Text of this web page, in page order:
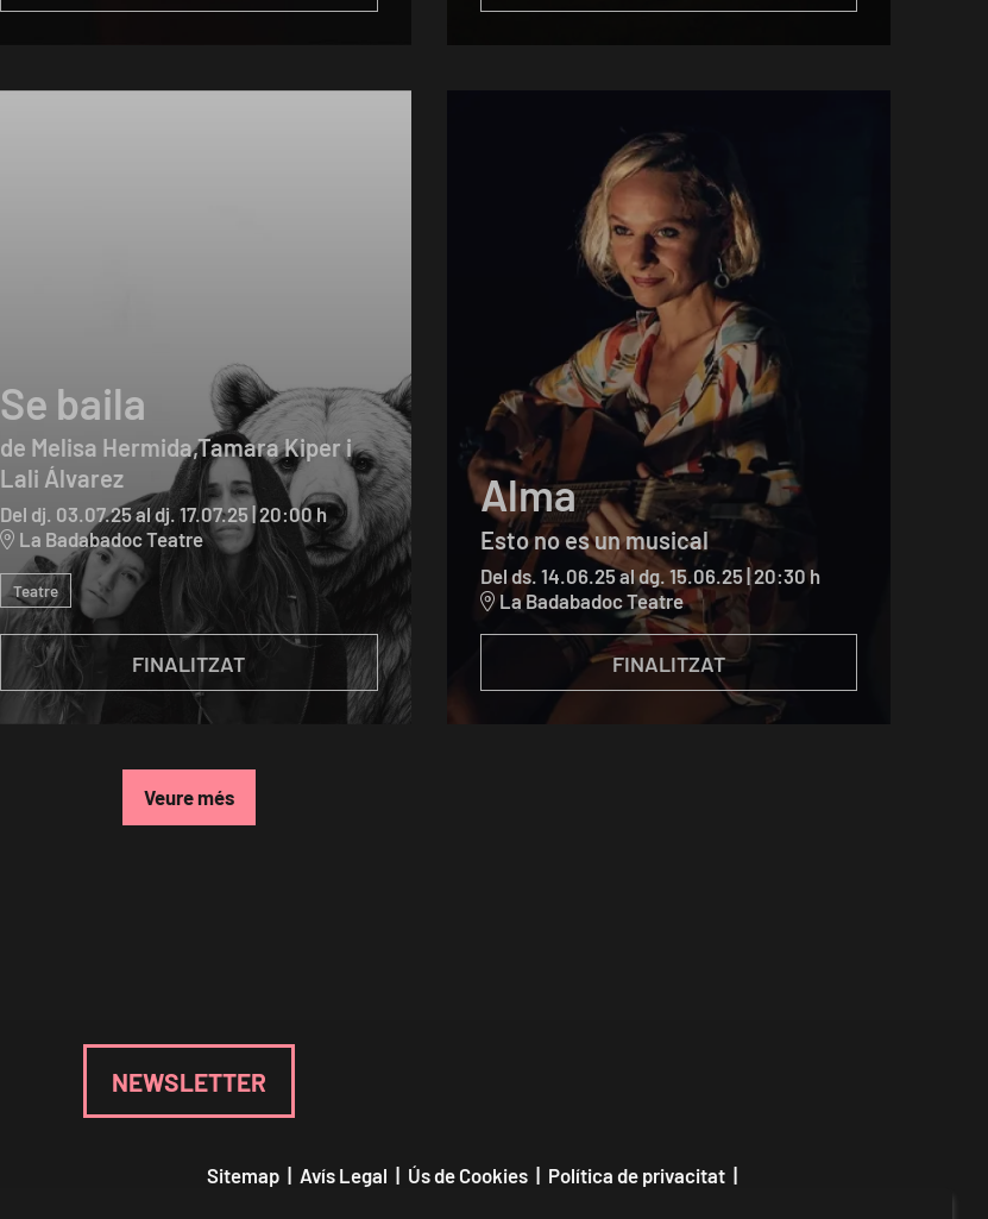
FINALITZAT
Se baila
de Melisa Hermida,Tamara Kiper i
Lali Álvarez
Del dj. 03.07.25al dj. 17.07.25|20:00 h
La Badabadoc Teatre
Teatre
FINALITZAT
Alma
Esto no es un musical
Del ds. 14.06.25al dg. 15.06.25|20:30 h
La Badabadoc Teatre
Veure més
NEWSLETTER
Sitemap | Avís Legal | Ús de Cookies | Política de privacitat |